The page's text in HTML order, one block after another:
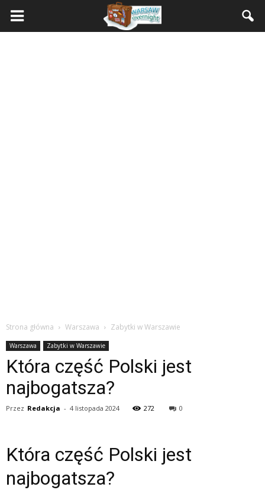
Strona główna Warszawa Zabytki w Warszawie
Warszawa Zabytki w Warszawie
Która część Polski jest
najbogatsza?
Przez Redakcja - 4 listopada 2024 272 0
Która część Polski jest
najbogatsza?